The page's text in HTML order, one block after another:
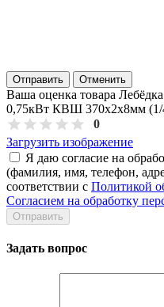
Отправить Отменить
Ваша оценка товара
0,75кВт КВШ 370х2х8мм (1/
0
Загрузить изображение
Я даю согласие на
(фамилия, имя, телефон,
соответствии с Политикой
Согласием на обработку
Задать вопрос